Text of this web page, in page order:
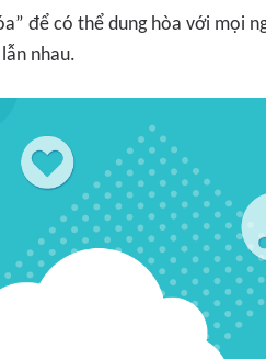
để có thể dung hòa với mọi
nhau.